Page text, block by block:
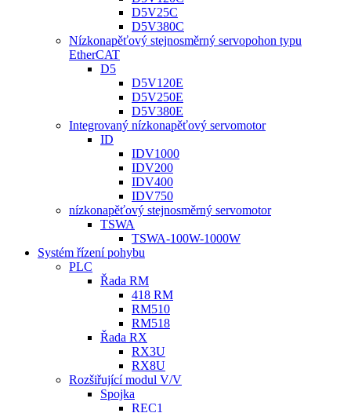
D5V25C
D5V380C
Nízkonapěťový stejnosměrný servopohon typu
EtherCAT
D5
D5V120E
D5V250E
D5V380E
Integrovaný nízkonapěťový servomotor
ID
IDV1000
IDV200
IDV400
IDV750
nízkonapěťový stejnosměrný servomotor
TSWA
TSWA-100W-1000W
Systém řízení pohybu
PLC
Řada RM
418 RM
RM510
RM518
Řada RX
RX3U
RX8U
Rozšiřující modul V/V
Spojka
REC1